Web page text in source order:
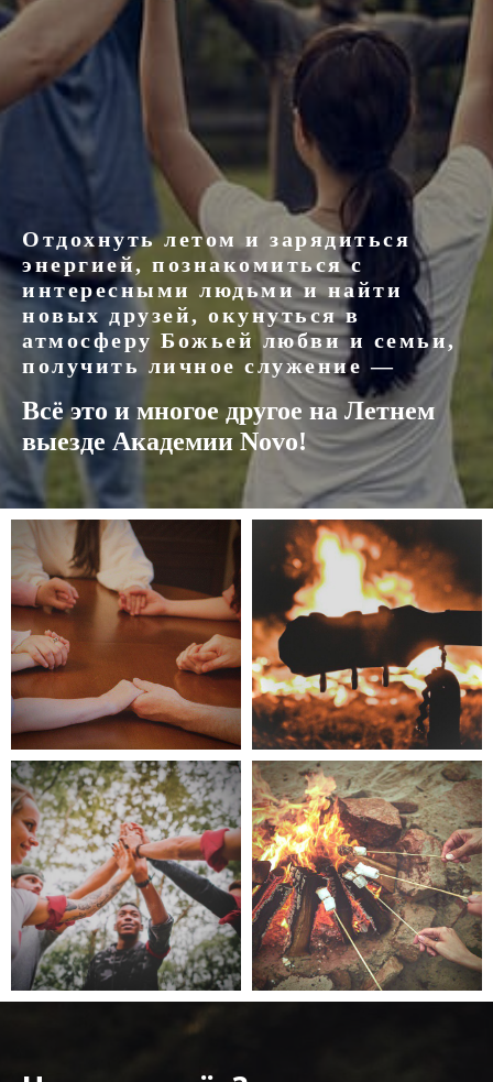
Отдохнуть летом и зарядиться
энергией, познакомиться с
интересными людьми и найти
новых друзей, окунуться в
атмосферу Божьей любви и семьи,
получить личное служение —
Всё это и многое другое на Летнем
выезде Академии Novo!